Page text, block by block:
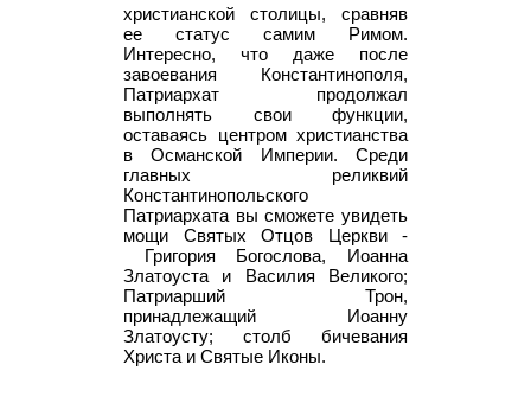
христианской столицы, сравняв
ее статус самим Римом.
Интересно, что даже после
завоевания Константинополя,
Патриархат продолжал
выполнять свои функции,
оставаясь центром христианства
в Османской Империи. Среди
главных реликвий
Константинопольского
Патриархата вы сможете увидеть
мощи Святых Отцов Церкви -
Григория Богослова, Иоанна
Златоуста и Василия Великого;
Патриарший Трон,
принадлежащий Иоанну
Златоусту; столб бичевания
Христа и Святые Иконы.